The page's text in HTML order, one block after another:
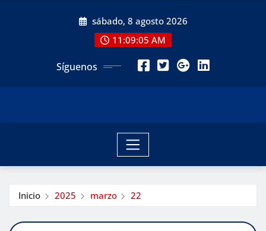
sábado, 8 agosto 2026
11:09:06 AM
Síguenos
Inicio 2025 marzo 22